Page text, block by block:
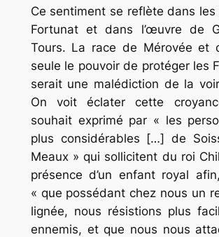
Ce sentiment se reflète dans les
Fortunat et dans l’œuvre de
Tours. La race de Mérovée et
seule le pouvoir de protéger les
serait une malédiction de la voir
On voit éclater cette
souhait exprimé par « les
plus considérables […] de
Meaux » qui sollicitent du roi
présence d’un enfant royal
« que possédant chez nous un
lignée, nous résistions plus
ennemis, et que nous nous